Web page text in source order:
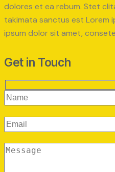
dolores et ea rebum. Stet
takimata sanctus est Lorem
ipsum dolor sit amet,
Get in Touch